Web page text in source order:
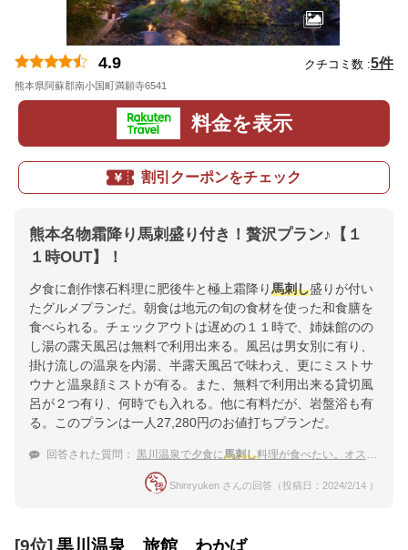
4.9 クチコミ数 :5件
熊本県阿蘇郡南小国町満願寺6541
料金を表示
割引クーポンをチェック
熊本名物霜降り馬刺盛り付き！贅沢プラン♪【１
１時OUT】！
夕食に創作懐石料理に肥後牛と極上霜降り馬刺し盛りが付い
たグルメプランだ。朝食は地元の旬の食材を使った和食膳を
食べられる。チェックアウトは遅めの１１時で、姉妹館のの
し湯の露天風呂は無料で利用出来る。風呂は男女別に有り、
掛け流しの温泉を内湯、半露天風呂で味わえ、更にミストサ
ウナと温泉顔ミストが有る。また、無料で利用出来る貸切風
呂が２つ有り、何時でも入れる。他に有料だが、岩盤浴も有
る。このプランは一人27,280円のお値打ちプランだ。
回答された質問： 黒川温泉で夕食に馬刺し料理が食べたい。オススメの宿を教えて！
Shinryuken さんの回答（投稿日：2024/2/14 ）
[9位]黒川温泉 旅館 わかば